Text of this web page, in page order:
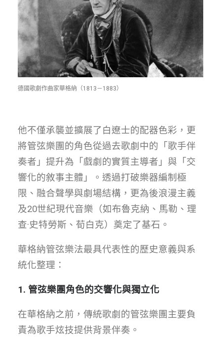
德國歌劇作曲家華格納（1813－1883）
他不僅承襲並擴展了白遼士的配器色彩，更
將管弦樂團的角色從過去歌劇中的「歌手伴
奏者」提升為「戲劇的實質主導者」與「交
響化的敘事主體」。透過打破樂器編制極
限、融合聲學與劇場結構，更為後浪漫主義
及20世紀現代音樂（如布魯克納、馬勒、理
查·史特勞斯、荀白克）奠定了基石。
華格納管弦樂法最具代表性的歷史意義與系
統化整理：
1. 管弦樂團角色的交響化與獨立化
在華格納之前，傳統歌劇的管弦樂團主要負
責為歌手炫技提供背景伴奏。